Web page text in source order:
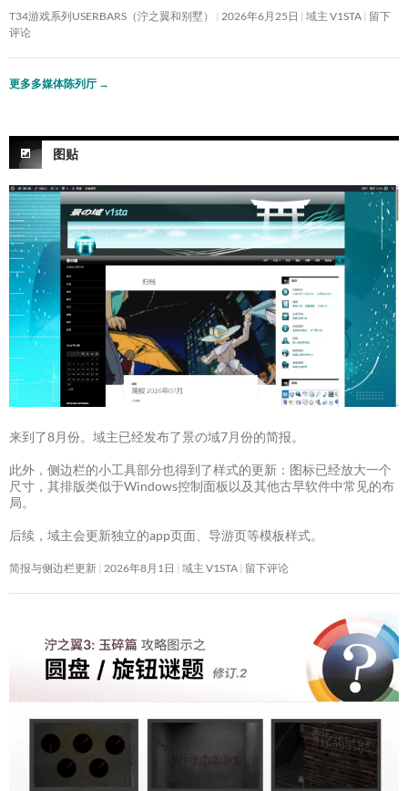
T34游戏系列USERBARS（泞之翼和别墅） 2026年6月25日 域主 V1STA 留下
评论
更多多媒体陈列厅 →
图贴
来到了8月份。域主已经发布了景の域7月份的简报。
此外，侧边栏的小工具部分也得到了样式的更新：图标已经放大一个
尺寸，其排版类似于Windows控制面板以及其他古早软件中常见的布
局。
后续，域主会更新独立的app页面、导游页等模板样式。
简报与侧边栏更新 2026年8月1日 域主 V1STA 留下评论